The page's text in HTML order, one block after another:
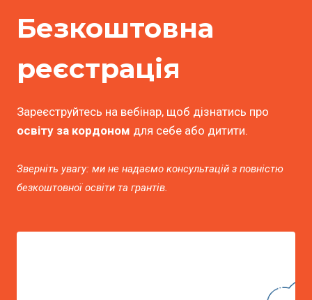
Безкоштовна
реєстрація
Зареєструйтесь на вебінар, щоб дізнатись про
освіту за кордоном для себе або дитити.
Зверніть увагу: ми не надаємо консультацій з повністю
безкоштовної освіти та грантів.